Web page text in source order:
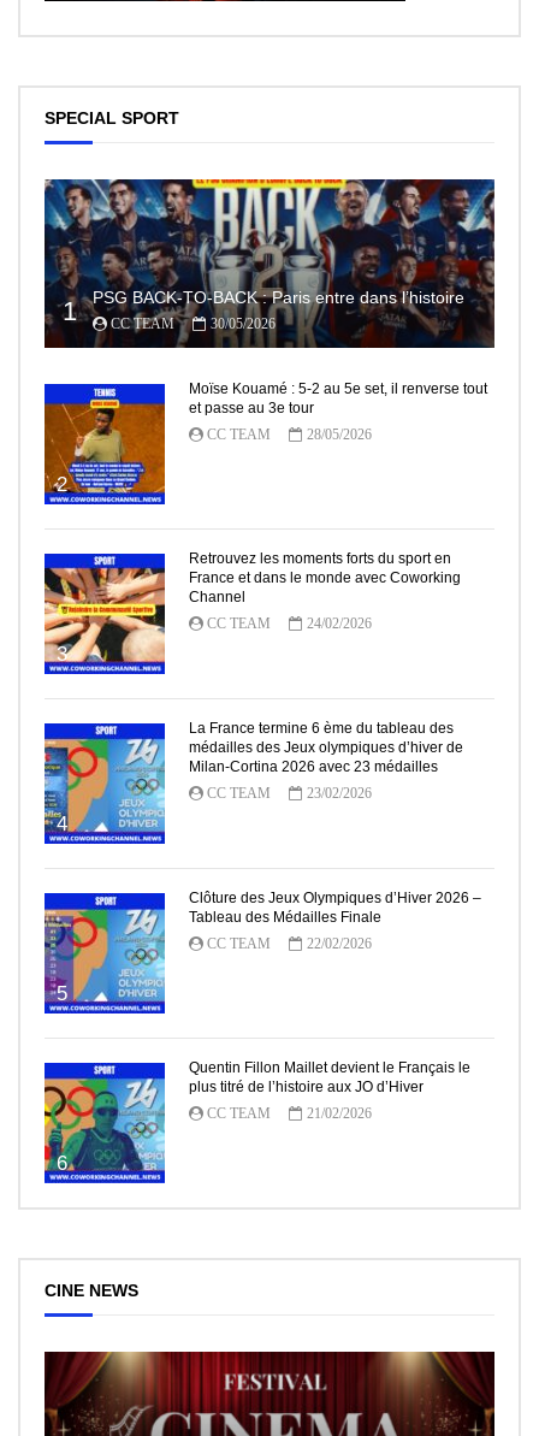
SPECIAL SPORT
1 PSG BACK-TO-BACK : Paris entre dans l’histoire
CC TEAM 30/05/2026
2
Moïse Kouamé : 5-2 au 5e set, il renverse tout
et passe au 3e tour
CC TEAM
28/05/2026
3
Retrouvez les moments forts du sport en
France et dans le monde avec Coworking
Channel
CC TEAM
24/02/2026
4
La France termine 6 ème du tableau des
médailles des Jeux olympiques d’hiver de
Milan-Cortina 2026 avec 23 médailles
CC TEAM
23/02/2026
5
Clôture des Jeux Olympiques d’Hiver 2026 –
Tableau des Médailles Finale
CC TEAM
22/02/2026
6
Quentin Fillon Maillet devient le Français le
plus titré de l’histoire aux JO d’Hiver
CC TEAM
21/02/2026
CINE NEWS